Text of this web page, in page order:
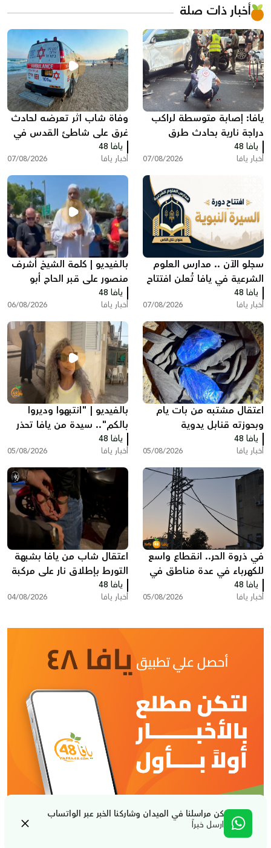
كن مراسلنا في الميدان وشاركنا الخبر عبر الواتساب
ارسل خبراً
أخبار ذات صلة
يافا: إصابة متوسطة لراكب
دراجة نارية بحادث طرق
يافا 48
أخبار يافا 07/08/2026
وفاة شاب اثر تعرضه لحادث
غرق على شاطئ القدس في
بات يام جنوب يافا
يافا 48
أخبار يافا 07/08/2026
سجلو الآن .. مدارس العلوم
الشرعية في يافا تُعلن افتتاح
دورة "السيرة النبوية"
يافا 48
أخبار يافا 07/08/2026
بالفيديو | كلمة الشيخ أشرف
منصور على قبر الحاج أبو
العبد أبو شهاب
يافا 48
أخبار يافا 06/08/2026
اعتقال مشتبه من بات يام
وبحوزته قنابل يدوية
يافا 48
أخبار يافا 05/08/2026
بالفيديو | "انتبهوا وديروا
بالكم".. سيدة من يافا تحذر
الأهالي بعد حادثة مريبة أمام
منزلها
يافا 48
أخبار يافا 05/08/2026
في ذروة الحر.. انقطاع واسع
للكهرباء في عدة مناطق في
يافا وتل ابيب
يافا 48
أخبار يافا 05/08/2026
اعتقال شاب من يافا بشبهة
التورط بإطلاق نار على مركبة
مركونة
يافا 48
أخبار يافا 04/08/2026